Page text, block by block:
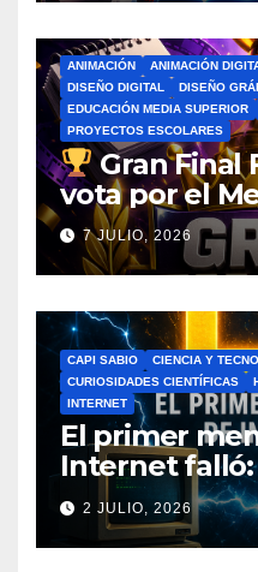
ANIMACIÓN ANIMACIÓN
DISEÑO DIGITAL
DISEÑO
EDUCACIÓN MEDIA SUPERIOR
PROYECTOS ESCOLARES
Gran Final
vota por el
del Ciclo
7 JULIO, 2026
CAPI SABIO
CIENCIA Y
CURIOSIDADES CIENTÍFICAS
INTERNET
El primer
Internet
historia de
cambió el
2 JULIO, 2026